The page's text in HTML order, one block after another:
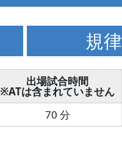
規律
出場試合時間
※ATは含まれていません
70 分